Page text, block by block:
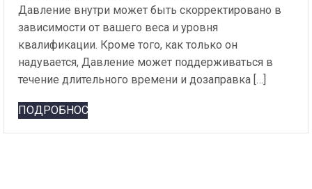
Давление внутри может быть скорректировано в
зависимости от вашего веса и уровня
квалификации. Кроме того, как только он
надувается, Давление может поддерживаться в
течение длительного времени и дозаправка […]
ПОДРОБНОСТИ